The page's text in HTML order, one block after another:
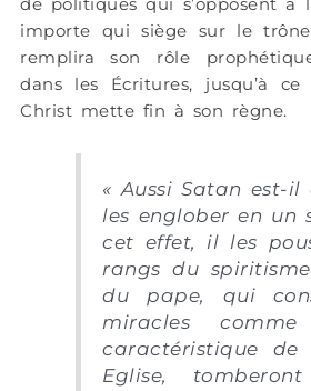
importe qui siège sur le
remplira son rôle
dans les Écritures, jusqu’à
Christ mette fin à son règne.
« Aussi Satan est-
les englober en un
cet effet, il les
rangs du
du pape, qui
miracles
caractéristique
Eglise,